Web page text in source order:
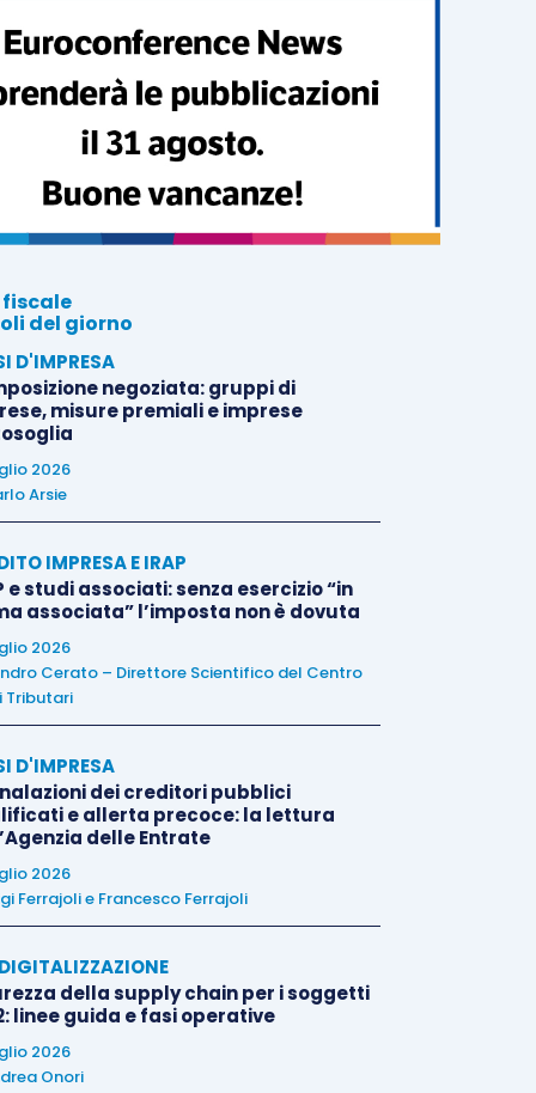
del giorno
D'IMPRESA
negoziata: gruppi di
misure premiali e imprese
2026
Arsie
IMPRESA E IRAP
e studi associati: senza esercizio “in
associata” l’imposta non è dovuta
2026
Cerato – Direttore Scientifico del Centro
Tributari
D'IMPRESA
dei creditori pubblici
e allerta precoce: la lettura
delle Entrate
2026
Ferrajolie Francesco Ferrajoli
della supply chain per i soggetti
linee guida e fasi operative
2026
Onori